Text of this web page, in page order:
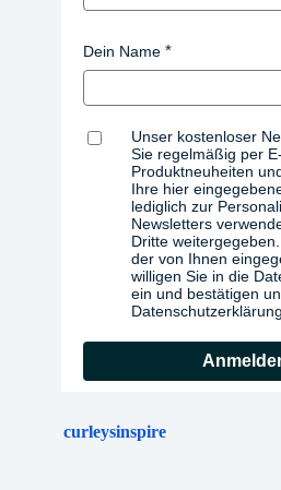
Dein Name
Unser kostenloser
Sie regelmäßig per
Produktneuheiten
Ihre hier
lediglich zur
Newsletters
Dritte
der von Ihnen
willigen Sie in die
ein und bestätigen
Datenschutzerklärung.
curleysinspire